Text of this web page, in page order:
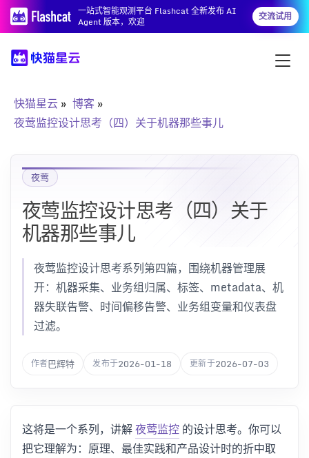
一站式智能观测平台 Flashcat 全新发布 AI
Agent 版本，欢迎
交流试用
快猫星云
博客
夜莺监控设计思考（四）关于机器那些事儿
夜莺
夜莺监控设计思考（四）关于
机器那些事儿
夜莺监控设计思考系列第四篇，围绕机器管理展
开：机器采集、业务组归属、标签、metadata、机
器失联告警、时间偏移告警、业务组变量和仪表盘
过滤。
作者巴辉特 发布于2026-01-18 更新于2026-07-03
这将是一个系列，讲解夜莺监控的设计思考。你可以
把它理解为：原理、最佳实践和产品设计时的折中取